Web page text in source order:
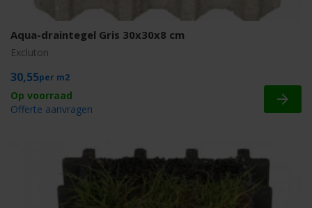
Aqua-draintegel Gris 30x30x8 cm
Excluton
30,55 m2
Offerte aanvragen